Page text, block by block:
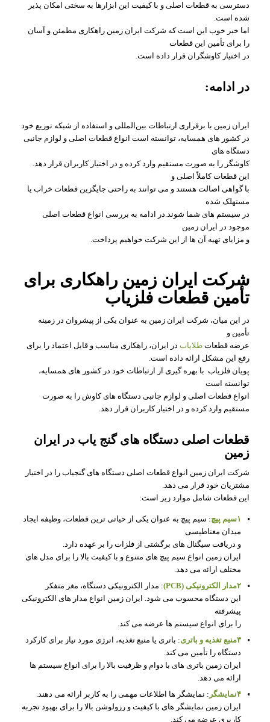
دسترسی به قطعات اصلی و با کیفیت این ابزارها به سختی امکان‌ پذیر
شده است.
اما خبر خوب این است که شرکت ایران زمین راهکاری مطمئن و آسان
را برای تأمین این قطعات
در اختیار کاوشگران قرار داده است.
در ادامه:
ایران زمین با برقراری ارتباطات بین‌المللی و استفاده از شبکه توزیع خود
در کشور های همسایه، توانسته است انواع قطعات اصلی و لوازم جانبی
دستگاه‌ های
کاوشگر را به صورت مستقیم وارد کرده و در اختیار کاربران قرار دهد.
این قطعات کاملاً اصلی و
با گواهی اصالت هستند و می‌ توانند به راحتی جایگزین قطعات خراب یا
مستهلک شده
در سیستم های شما شوند.در ادامه به بررسی انواع قطعات اصلی
موجود در ایران زمین
و مزایای تهیه آن‌ ها از این شرکت خواهیم پرداخت.
شرکت ایران زمین راهکاری برای
تأمین قطعات فلزیاب
در این میان، شرکت ایران زمین به عنوان یکی از پیشروان در زمینه
تأمین و
عرضه قطعات طلایابدر ایران، راهکاری مناسب و قابل اعتماد را برای
رفع این مشکل ارائه داده است.
پویان فلزیاب با بهره‌ گیری از ارتباطات خود در کشور های همسایه،
توانسته است
انواع قطعات اصلی و لوازم جانبی دستگاه‌ های کاوش را به صورت
مستقیم وارد کرده و در اختیار کاربران قرار دهد.
قطعات اصلی دستگاه‌ های گنج یاب در
ایران
زمین
شرکت ایران زمین انواع قطعات اصلی دستگاه‌ های گنجیاب را در اختیار
مشتریان خود قرار می‌ دهد.
این قطعات شامل موارد زیر است:
۱سیم‌ پیچ
: سیم‌ پیچ به عنوان یکی از حیاتی‌ ترین قطعات، وظیفه ایجاد
میدان مغناطیسی
و دریافت سیگنال‌ های برگشتی از فلزات را بر عهده دارد.
ایران زمین انواع سیم‌ پیچ‌ های متنوع و با کیفیت بالا را برای مدل‌ های
مختلف ارائه می‌ دهد.
۲مدار الکترونیکی (PCB)
: مدار الکترونیکی دستگاه، مغز متفکر
این دستگاه محسوب می‌ شود. ایران زمین انواع مدار های الکترونیکی
پیشرفته
را برای انواع سیستم ها عرضه می‌ کند.
۳منبع تغذیه و باتری
: باتری یا منبع تغذیه، انرژی مورد نیاز برای کارکرد
دستگاه را تأمین می‌ کند.
ایران زمین باتری‌ های با دوام و ظرفیت بالا را برای انواع سیستم ها
ارائه می‌ دهد.
۴نمایشگر
: نمایشگر ها اطلاعات مهمی را به کاربر ارائه می‌ دهند.
ایران زمین نمایشگر های با کیفیت و رزولوشن بالا را برای بهبود تجربه
کاربری عرضه می‌ کند.